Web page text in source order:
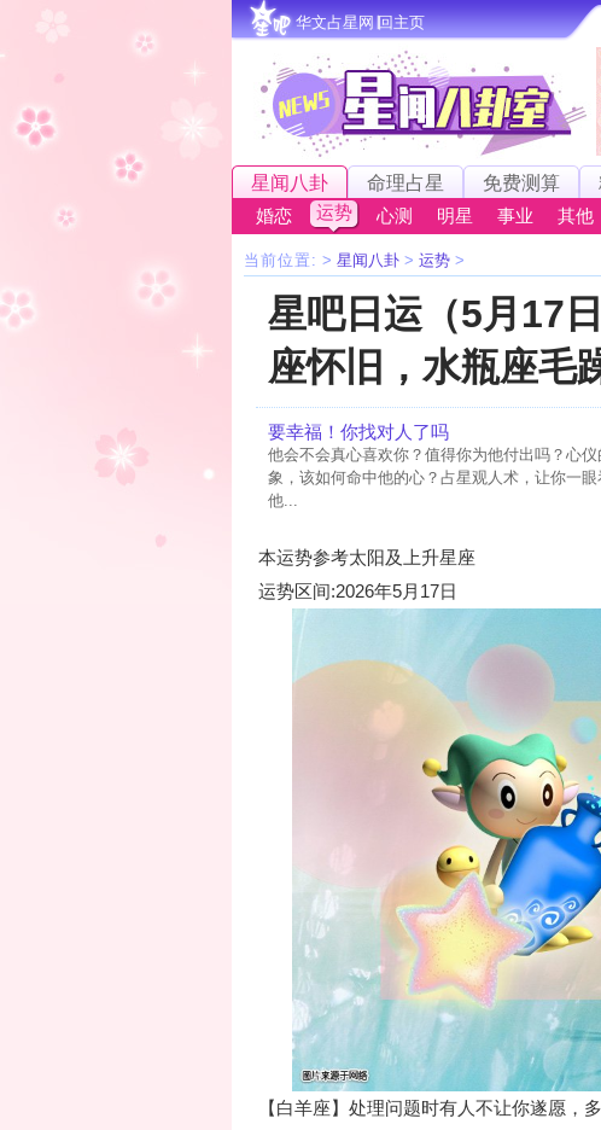
华文占星网∣回主页
星闻八卦 命理占星 免费测算
婚恋
运势 心测 明星 事业 其他
当前位置: > 星闻八卦 > 运势 >
星吧日运（5月17
座怀旧，水瓶座毛
要幸福！你找对人了吗
他会不会真心喜欢你？值得你为他付出吗？心仪
象，该如何命中他的心？占星观人术，让你一眼
他...
本运势参考太阳及上升星座
运势区间:2026年5月17日
【白羊座】处理问题时有人不让你遂愿，